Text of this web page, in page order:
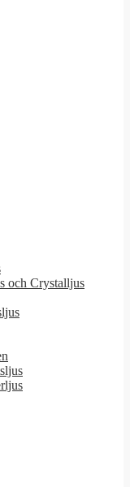
och Crystalljus